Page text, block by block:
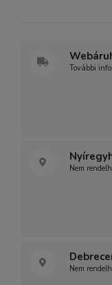
További
Nem
Nem